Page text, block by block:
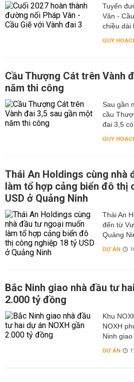
Tuyến
Vân -
chiều dài
QUY
Cầu Thượng Cát trên Vành
năm thi công
Sau gần
cầu
đai 3,5
QUY
Thái An Holdings cùng nhà
làm tổ hợp cảng biển đô thị
USD ở Quảng Ninh
Thái An
đến từ
Quảng
DỰ ÁN
Bắc Ninh giao nhà đầu tư
2.000 tỷ đồng
Khu
NOXH
Ninh giao
DỰ ÁN